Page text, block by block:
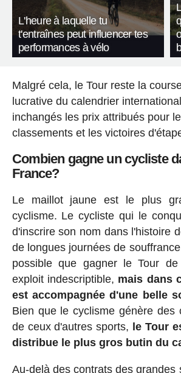
L'heure à laquelle tu
t'entraînes peut influencer tes
performances à vélo
Malgré cela, le Tour reste la
lucrative du calendrier
inchangés les prix attribués pour
classements et les victoires
Combien gagne un cycliste
France?
Le maillot jaune est le plus
cyclisme. Le cycliste qui le
d'inscrire son nom dans l'histoire
de longues journées de
possible que gagner le Tour
exploit indescriptible, mais dans
est accompagnée d'une belle
Bien que le cyclisme génère des
de ceux d'autres sports, le Tour
distribue le plus gros butin du
Au-delà des contrats des grandes